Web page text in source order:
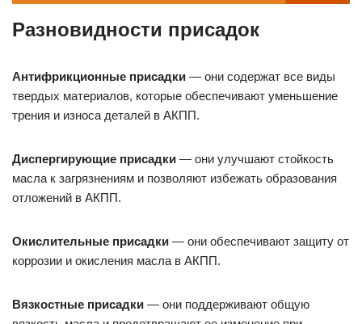
Разновидности присадок
Антифрикционные присадки — они содержат все виды
твердых материалов, которые обеспечивают уменьшение
трения и износа деталей в АКПП.
Диспергирующие присадки — они улучшают стойкость
масла к загрязнениям и позволяют избежать образования
отложений в АКПП.
Окислительные присадки — они обеспечивают защиту от
коррозии и окисления масла в АКПП.
Вязкостные присадки — они поддерживают общую